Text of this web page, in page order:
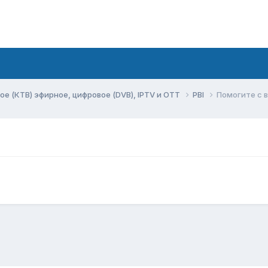
(КТВ) эфирное, цифровое (DVB), IPTV и OTT PBI Помогите с